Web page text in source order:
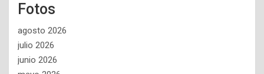
Fotos
agosto 2026
julio 2026
junio 2026